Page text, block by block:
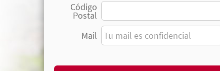
Código
Postal
Mail